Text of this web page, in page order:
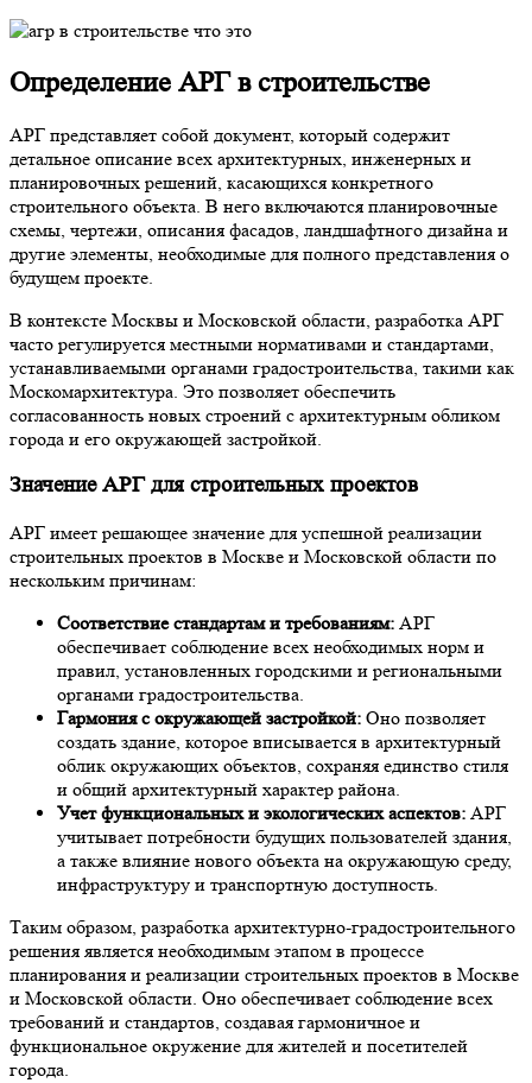
Определение АРГ в строительстве
АРГ представляет собой документ, который содержит
детальное описание всех архитектурных, инженерных и
планировочных решений, касающихся конкретного
строительного объекта. В него включаются планировочные
схемы, чертежи, описания фасадов, ландшафтного дизайна и
другие элементы, необходимые для полного представления о
будущем проекте.
В контексте Москвы и Московской области, разработка АРГ
часто регулируется местными нормативами и стандартами,
устанавливаемыми органами градостроительства, такими как
Москомархитектура. Это позволяет обеспечить
согласованность новых строений с архитектурным обликом
города и его окружающей застройкой.
Значение АРГ для строительных проектов
АРГ имеет решающее значение для успешной реализации
строительных проектов в Москве и Московской области по
нескольким причинам:
Соответствие стандартам и требованиям: АРГ
обеспечивает соблюдение всех необходимых норм и
правил, установленных городскими и региональными
органами градостроительства.
Гармония с окружающей застройкой: Оно позволяет
создать здание, которое вписывается в архитектурный
облик окружающих объектов, сохраняя единство стиля
и общий архитектурный характер района.
Учет функциональных и экологических аспектов: АРГ
учитывает потребности будущих пользователей здания,
а также влияние нового объекта на окружающую среду,
инфраструктуру и транспортную доступность.
Таким образом, разработка архитектурно-градостроительного
решения является необходимым этапом в процессе
планирования и реализации строительных проектов в Москве
и Московской области. Оно обеспечивает соблюдение всех
требований и стандартов, создавая гармоничное и
функциональное окружение для жителей и посетителей
города.